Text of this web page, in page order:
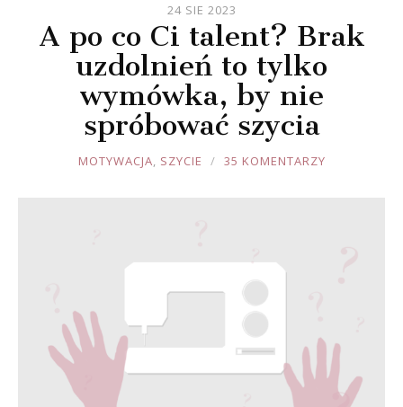
24 SIE 2023
A po co Ci talent? Brak
uzdolnień to tylko
wymówka, by nie
spróbować szycia
JOULE
MOTYWACJA, SZYCIE 35 KOMENTARZY